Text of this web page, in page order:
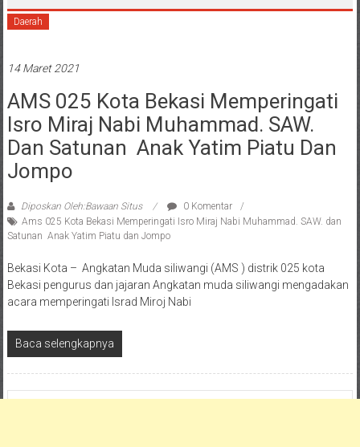
Daerah
14 Maret 2021
AMS 025 Kota Bekasi Memperingati
Isro Miraj Nabi Muhammad. SAW.
Dan Satunan Anak Yatim Piatu Dan
Jompo
Diposkan Oleh:Bawaan Situs
0 Komentar
Ams 025 Kota Bekasi Memperingati Isro Miraj Nabi Muhammad. SAW. dan
Satunan Anak Yatim Piatu dan Jompo
Bekasi Kota – Angkatan Muda siliwangi (AMS ) distrik 025 kota
Bekasi pengurus dan jajaran Angkatan muda siliwangi mengadakan
acara memperingati Israd Miroj Nabi
Baca selengkapnya